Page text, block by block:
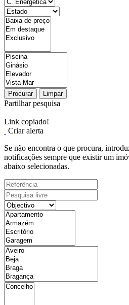
Procurar Limpar
Partilhar pesquisa
Link copiado!
Criar alerta
Se não encontra o que procura,
notificações sempre que existir um
abaixo selecionadas.